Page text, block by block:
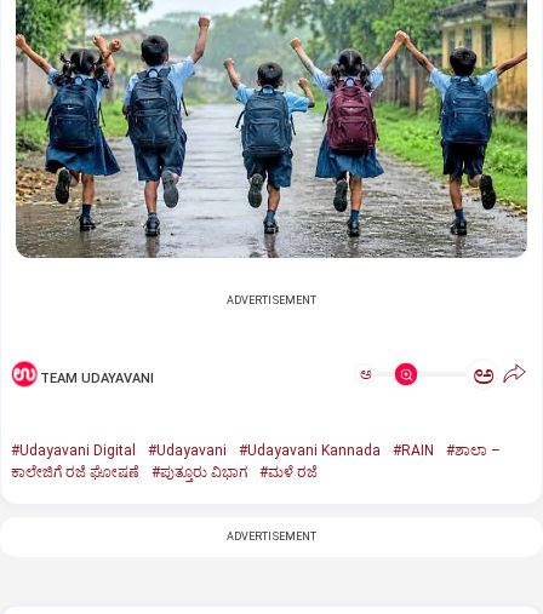
ADVERTISEMENT
TEAM UDAYAVANI ಅ ಅ
#Udayavani Digital #Udayavani #Udayavani Kannada #RAIN
#ಶಾಲಾ –
ಕಾಲೇಜಿಗೆ ರಜೆ ಘೋಷಣೆ
#ಪುತ್ತೂರು ವಿಭಾಗ #ಮಳೆ ರಜೆ
ADVERTISEMENT